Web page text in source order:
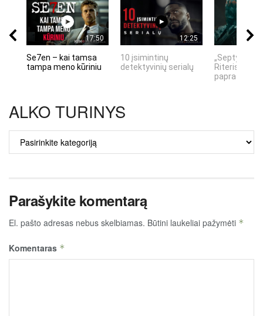
17:50
Se7en – kai tamsa
tampa meno kūriniu
12:25
10 įsimintinų
detektyvinių serialų
„Septynių
Riteris" – kai
ALKO TURINYS
TURINYS
Parašykite komentarą
El. pašto adresas nebus skelbiamas. Būtini laukeliai pažymėti *
Komentaras *